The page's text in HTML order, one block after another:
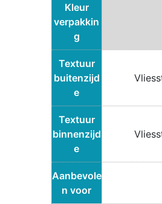
Kleur
verpakkin
g
Textuur
buitenzijd
e
Textuur
binnenzijd
e
Aanbevole
n voor